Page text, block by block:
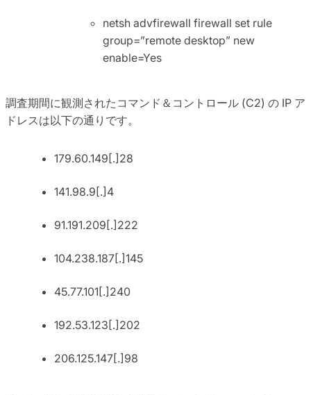
netsh advfirewall firewall set rule
group=”remote desktop” new
enable=Yes
調査期間に観測されたコマンド＆コントロール (C2) の IP ア
ドレスは以下の通りです。
179.60.149[.]28
141.98.9[.]4
91.191.209[.]222
104.238.187[.]145
45.77.101[.]240
192.53.123[.]202
206.125.147[.]98